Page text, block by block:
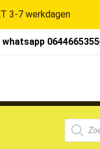
3-7 werkdagen
whatsapp 0644665355